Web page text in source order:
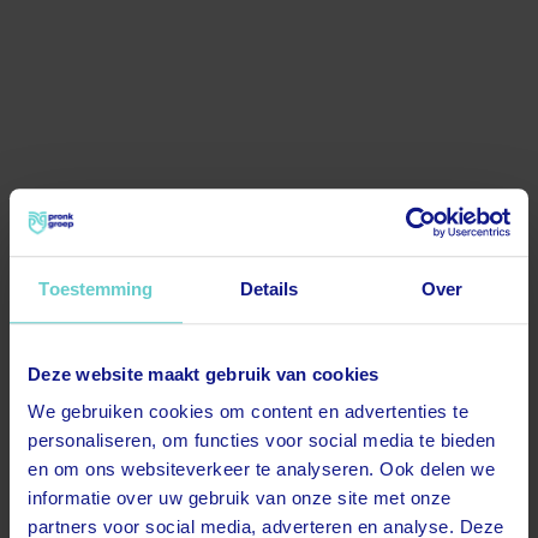
Toestemming Details Over
Deze website maakt gebruik van cookies
We gebruiken cookies om content en advertenties te
personaliseren, om functies voor social media te bieden
en om ons websiteverkeer te analyseren. Ook delen we
informatie over uw gebruik van onze site met onze
partners voor social media, adverteren en analyse. Deze
500